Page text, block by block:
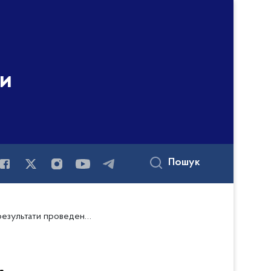
Пошук
поліцейських та працівників ГУНП в Кіровоградській області